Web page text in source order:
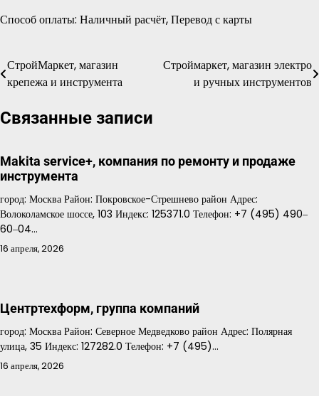
Способ оплаты: Наличный расчёт, Перевод с карты
Навигация
по
записям
СтройМаркет, магазин
крепежа и инструмента
Строймаркет, магазин электро
и ручных инструментов
Связанные записи
Makita service+, компания по ремонту и продаже
инструмента
город: Москва Район: Покровское-Стрешнево район Адрес:
Волоколамское шоссе, 103 Индекс: 125371.0 Телефон: +7 (495) 490‒
60‒04…
16 апреля, 2026
Центртехформ, группа компаний
город: Москва Район: Северное Медведково район Адрес: Полярная
улица, 35 Индекс: 127282.0 Телефон: +7 (495)…
16 апреля, 2026